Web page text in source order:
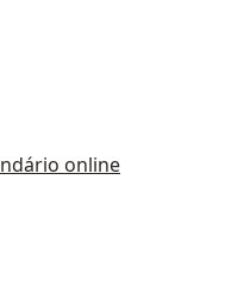
online